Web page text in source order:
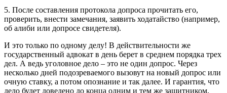
5. После составления протокола допроса прочитать его,
проверить, внести замечания, заявить ходатайство (например,
об алиби или допросе свидетеля).
И это только по одному делу! В действительности же
государственный адвокат в день берет в среднем порядка трех
дел. А ведь уголовное дело – это не один допрос. Через
несколько дней подозреваемого вызовут на новый допрос или
очную ставку, а потом опознание и так далее. И гарантия, что
дело будет доведено до конца одним и тем же защитником,